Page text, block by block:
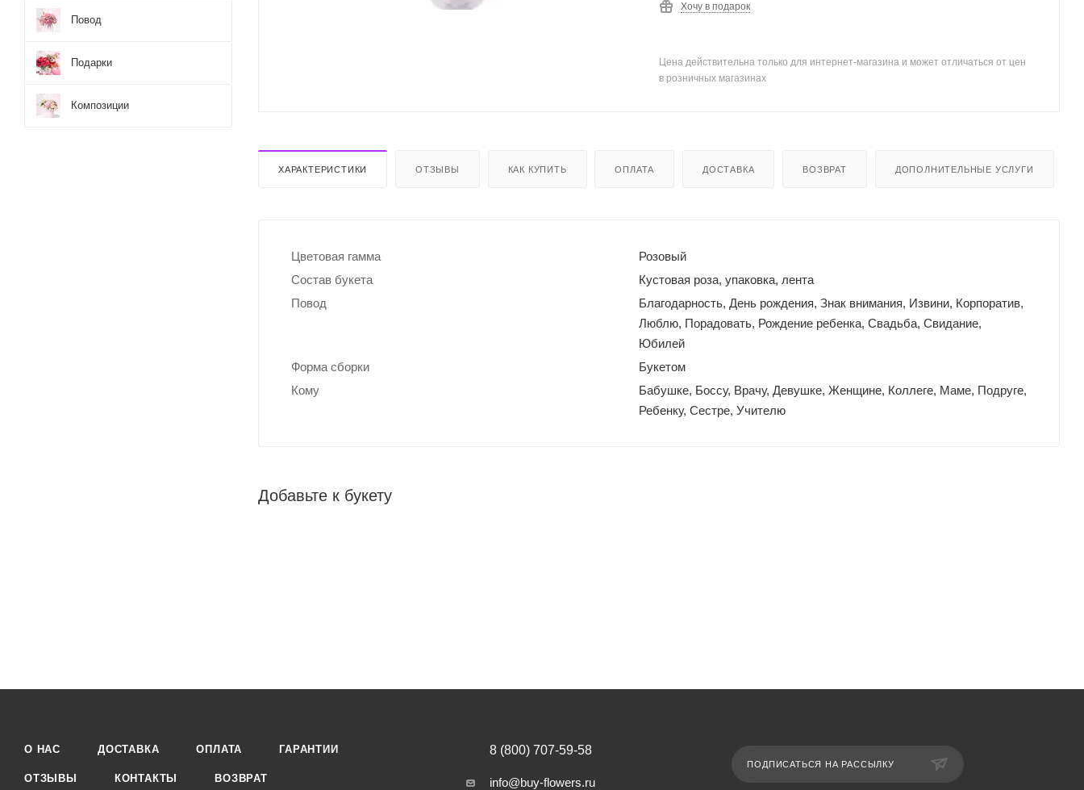
Хочу в подарок
Цена действительна только для интернет-магазина и может отличаться от цен
в розничных магазинах
ХАРАКТЕРИСТИКИ ОТЗЫВЫ КАК КУПИТЬ ОПЛАТА ДОСТАВКА ВОЗВРАТ ДОПОЛНИТЕЛЬНЫЕ УСЛУГИ
Цветовая гамма
Розовый
Состав букета
Кустовая роза, упаковка, лента
Повод
Благодарность, День рождения, Знак внимания, Извини, Корпоратив,
Люблю, Порадовать, Рождение ребенка, Свадьба, Свидание,
Юбилей
Форма сборки
Букетом
Кому
Бабушке, Боссу, Врачу, Девушке, Женщине, Коллеге, Маме, Подруге,
Ребенку, Сестре, Учителю
Добавьте к букету
Повод
Подарки
Композиции
О НАС ДОСТАВКА ОПЛАТА ГАРАНТИИ
ОТЗЫВЫ КОНТАКТЫ ВОЗВРАТ
8 (800) 707-59-58
info@buy-flowers.ru
ПОДПИСАТЬСЯ НА РАССЫЛКУ